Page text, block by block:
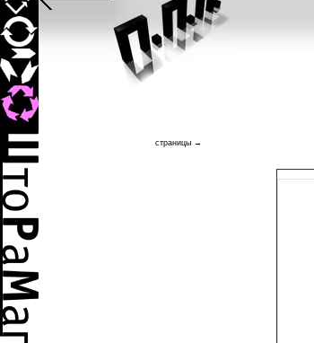
страницы →